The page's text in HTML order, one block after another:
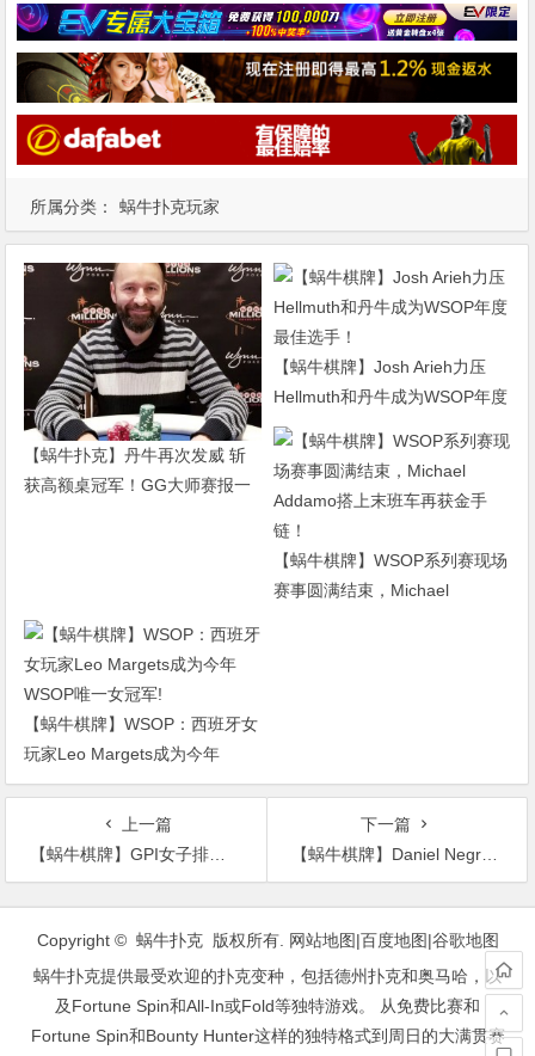
所属分类： 蜗牛扑克玩家
【蜗牛扑克】丹牛再次发威 斩
获高额桌冠军！GG大师赛报一
【蜗牛棋牌】Josh Arieh力压
Hellmuth和丹牛成为WSOP年度
最佳选手！
【蜗牛棋牌】WSOP系列赛现场
赛事圆满结束，Michael
【蜗牛棋牌】WSOP：西班牙女
玩家Leo Margets成为今年
WSOP唯一女冠军!
上一篇
【蜗牛棋牌】GPI女子排行榜：Maria Ho有望赶超Kristen Bicknell
下一篇
【蜗牛棋牌】Daniel Negreanu和Shaun Deeb互怼结仇
文
Copyright © 蜗牛扑克 版权所有. 网站地图|百度地图|谷歌地图
蜗牛扑克提供最受欢迎的扑克变种，包括德州扑克和奥马哈，以
及Fortune Spin和All-In或Fold等独特游戏。 从免费比赛和
Fortune Spin和Bounty Hunter这样的独特格式到周日的大满贯赛